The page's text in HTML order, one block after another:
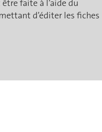
faite à l’aide du
d’éditer les fiches